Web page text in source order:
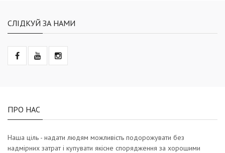
СЛІДКУЙ ЗА НАМИ
ПРО НАС
Наша ціль - надати людям можливість подорожувати без
надмірних затрат і купувати якісне спорядження за хорошими